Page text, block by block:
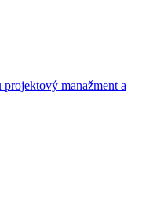
manažment a